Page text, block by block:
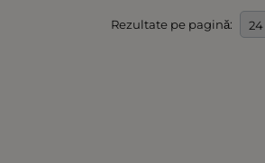
Rezultate pe pagină: